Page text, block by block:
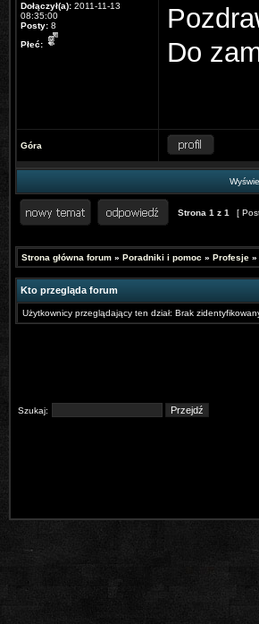
Dołączył(a): 2011-11-13
08:35:00
Posty: 8
Płeć:
Do
Góra
Strona 1 z 1 [
Strona główna forum » Poradniki i pomoc » Profesje »
Kto przegląda forum
Użytkownicy przeglądający ten dział: Brak
Szukaj: